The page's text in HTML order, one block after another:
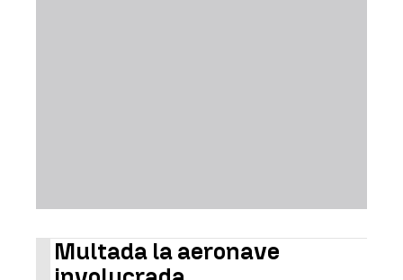
Multada la aeronave